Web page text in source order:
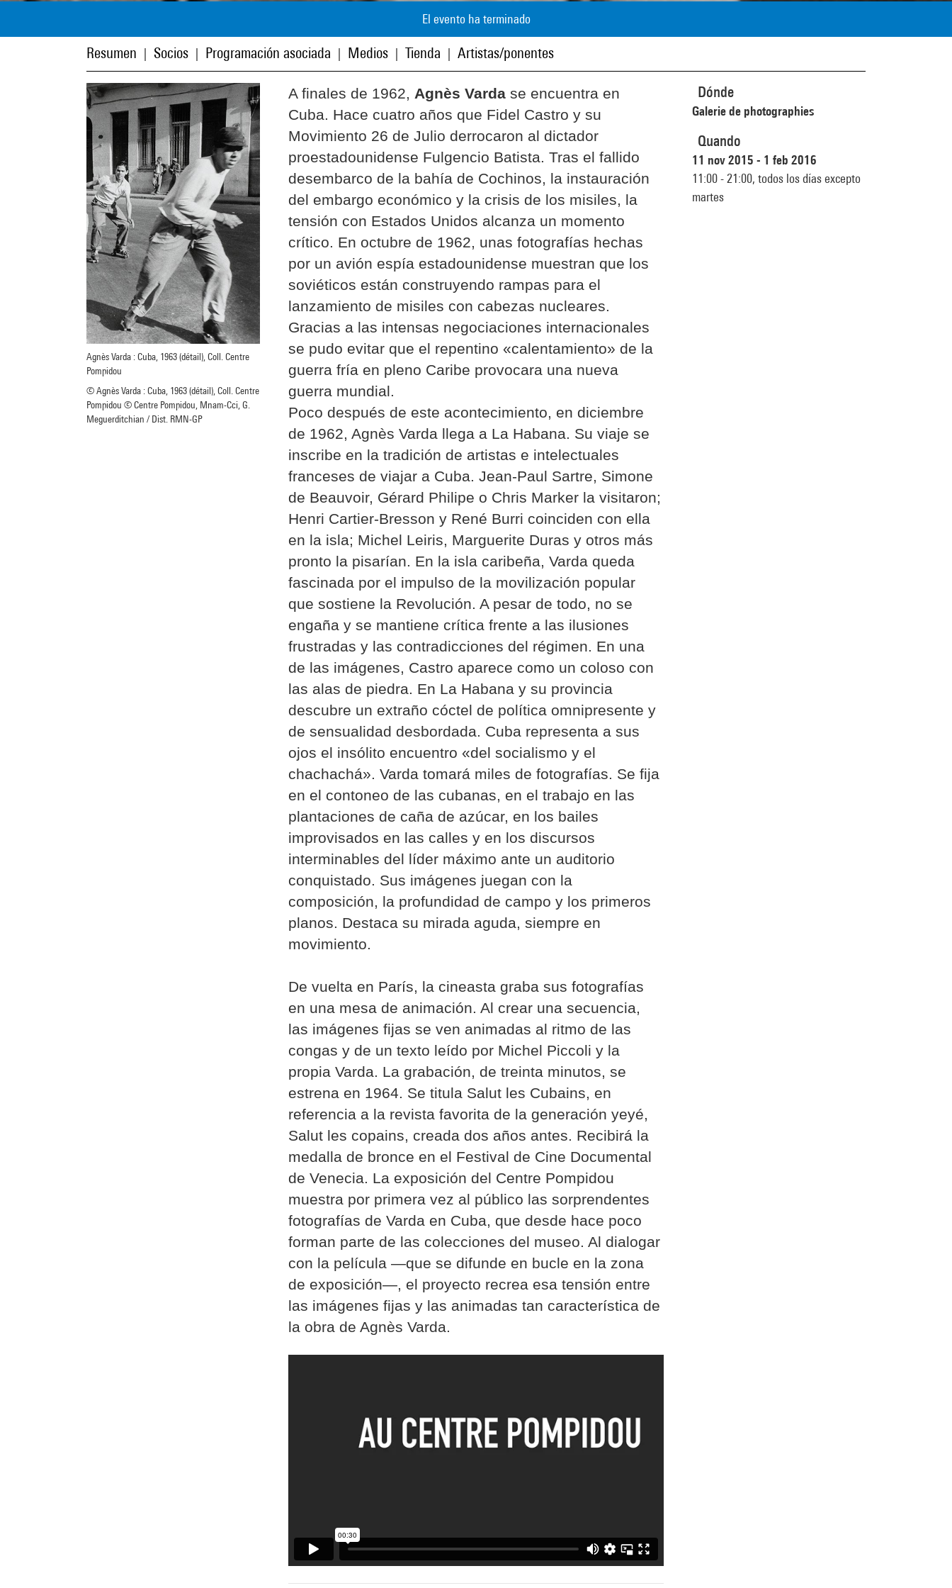
El evento ha terminado
Resumen Socios Programación asociada Medios Tienda Artistas/ponentes
Agnès Varda : Cuba, 1963 (détail), Coll. Centre
Pompidou
© Agnès Varda : Cuba, 1963 (détail), Coll. Centre
Pompidou © Centre Pompidou, Mnam-Cci, G.
Meguerditchian / Dist. RMN-GP
A finales de 1962, Agnès Varda se encuentra en
Cuba. Hace cuatro años que Fidel Castro y su
Movimiento 26 de Julio derrocaron al dictador
proestadounidense Fulgencio Batista. Tras el fallido
desembarco de la bahía de Cochinos, la instauración
del embargo económico y la crisis de los misiles, la
tensión con Estados Unidos alcanza un momento
crítico. En octubre de 1962, unas fotografías hechas
por un avión espía estadounidense muestran que los
soviéticos están construyendo rampas para el
lanzamiento de misiles con cabezas nucleares.
Gracias a las intensas negociaciones internacionales
se pudo evitar que el repentino «calentamiento» de la
guerra fría en pleno Caribe provocara una nueva
guerra mundial.
Poco después de este acontecimiento, en diciembre
de 1962, Agnès Varda llega a La Habana. Su viaje se
inscribe en la tradición de artistas e intelectuales
franceses de viajar a Cuba. Jean-Paul Sartre, Simone
de Beauvoir, Gérard Philipe o Chris Marker la visitaron;
Henri Cartier-Bresson y René Burri coinciden con ella
en la isla; Michel Leiris, Marguerite Duras y otros más
pronto la pisarían. En la isla caribeña, Varda queda
fascinada por el impulso de la movilización popular
que sostiene la Revolución. A pesar de todo, no se
engaña y se mantiene crítica frente a las ilusiones
frustradas y las contradicciones del régimen. En una
de las imágenes, Castro aparece como un coloso con
las alas de piedra. En La Habana y su provincia
descubre un extraño cóctel de política omnipresente y
de sensualidad desbordada. Cuba representa a sus
ojos el insólito encuentro «del socialismo y el
chachachá». Varda tomará miles de fotografías. Se fija
en el contoneo de las cubanas, en el trabajo en las
plantaciones de caña de azúcar, en los bailes
improvisados en las calles y en los discursos
interminables del líder máximo ante un auditorio
conquistado. Sus imágenes juegan con la
composición, la profundidad de campo y los primeros
planos. Destaca su mirada aguda, siempre en
movimiento.
De vuelta en París, la cineasta graba sus fotografías
en una mesa de animación. Al crear una secuencia,
las imágenes fijas se ven animadas al ritmo de las
congas y de un texto leído por Michel Piccoli y la
propia Varda. La grabación, de treinta minutos, se
estrena en 1964. Se titula Salut les Cubains, en
referencia a la revista favorita de la generación yeyé,
Salut les copains, creada dos años antes. Recibirá la
medalla de bronce en el Festival de Cine Documental
de Venecia. La exposición del Centre Pompidou
muestra por primera vez al público las sorprendentes
fotografías de Varda en Cuba, que desde hace poco
forman parte de las colecciones del museo. Al dialogar
con la película —que se difunde en bucle en la zona
de exposición—, el proyecto recrea esa tensión entre
las imágenes fijas y las animadas tan característica de
la obra de Agnès Varda.
Dónde
Galerie de photographies
Quando
11 nov 2015 - 1 feb 2016
11:00 - 21:00, todos los días excepto
martes